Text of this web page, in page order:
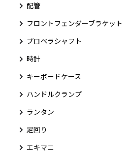
配管
フロントフェンダーブラケット
プロペラシャフト
時計
キーボードケース
ハンドルクランプ
ランタン
足回り
エキマニ